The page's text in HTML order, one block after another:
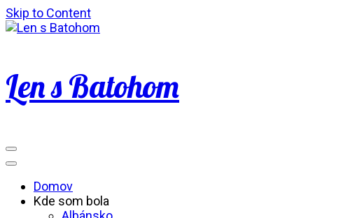
Skip to Content
Len s Batohom
Domov
Kde som bola